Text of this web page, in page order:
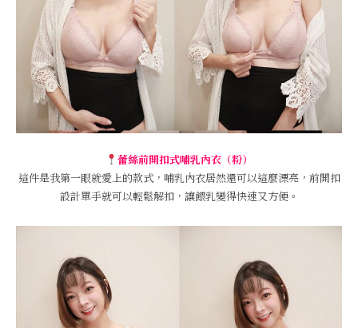
蕾絲前開扣式哺乳內衣（粉）
這件是我第一眼就愛上的款式，哺乳內衣居然還可以這麼漂亮，前開扣
設計單手就可以輕鬆解扣，讓餵乳變得快速又方便。